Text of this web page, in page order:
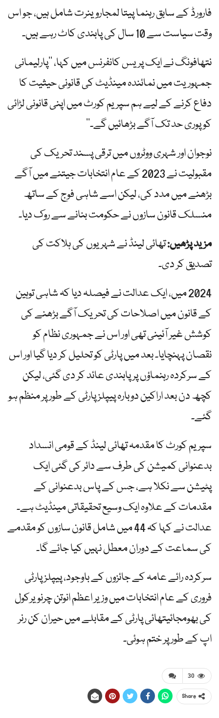
فارورڈ کے سابق رہنما پیتا لمجاروینرت شامل ہیں، جو اس
وقت سیاست سے 10 سال کی پابندی کاٹ رہے ہیں۔
نتھافونگ نے ایک پریس کانفرنس میں کہا، ’’پارلیمانی
جمہوریت میں نمائندہ مینڈیٹ کی قانونی حیثیت کا
دفاع کرنے کے لیے ہم سپریم کورٹ میں اپنی قانونی لڑائی
کو پوری حد تک آگے بڑھائیں گے۔‘‘
نوجوان اور شہری ووٹروں میں ترقی پسند تحریک کی
مقبولیت نے 2023 کے عام انتخابات جیتنے میں آگے
بڑھنے میں مدد کی، لیکن اسے شاہی فوج کے ساتھ
منسلک قانون سازوں نے حکومت بنانے سے روک دیا۔
مزید پڑھیں:تھائی لینڈ نے شہریوں کی ہلاکت کی
تصدیق کر دی۔
2024 میں، ایک عدالت نے فیصلہ دیا کہ شاہی توہین
کے قانون میں اصلاحات کی تحریک آگے بڑھنے کی
کوشش غیر آئینی تھی اور اس نے جمہوری نظام کو
نقصان پہنچایا۔ بعد میں پارٹی کو تحلیل کر دیا گیا اور اس
کے سرکردہ رہنماؤں پر پابندی عائد کر دی گئی، لیکن
کچھ دن بعد اراکین دوبارہ پیپلز پارٹی کے طور پر منظم ہو
گئے۔
سپریم کورٹ کا مقدمہ تھائی لینڈ کے قومی انسداد
بدعنوانی کمیشن کی طرف سے دائر کی گئی ایک
پٹیشن سے نکلا ہے، جس کے پاس بدعنوانی کے
مقدمات کے علاوہ ایک وسیع تحقیقاتی مینڈیٹ ہے۔
عدالت نے کہا کہ 44 میں شامل قانون سازوں کو مقدمے
کی سماعت کے دوران معطل نہیں کیا جائے گا۔
سرکردہ رائے عامہ کے جائزوں کے باوجود، پیپلز پارٹی
فروری کے عام انتخابات میں وزیر اعظم انوتن چرنویرکول
کی بھومجائیتھائی پارٹی کے مقابلے میں حیران کن رنر
اپ کے طور پر ختم ہوئی۔
30
Share